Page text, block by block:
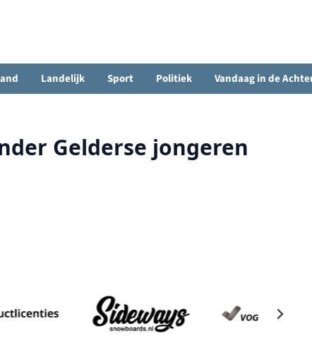
Landelijk Sport Politiek Vandaag in de
Gelderse jongeren